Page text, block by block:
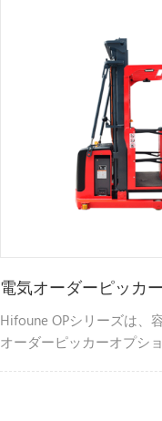
電気オーダーピッカ
Hifoune OPシリーズは、
オーダーピッカーオプシ